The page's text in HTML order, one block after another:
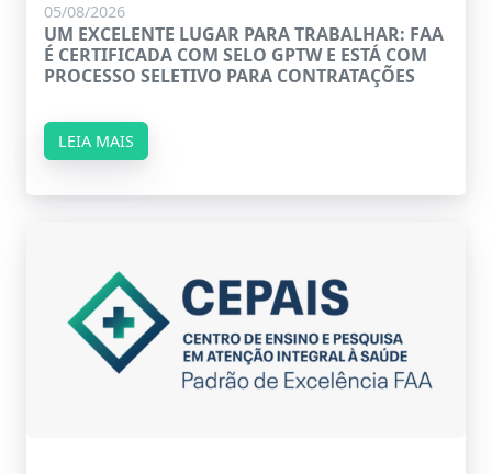
05/08/2026
UM EXCELENTE LUGAR PARA TRABALHAR: FAA
É CERTIFICADA COM SELO GPTW E ESTÁ COM
PROCESSO SELETIVO PARA CONTRATAÇÕES
LEIA MAIS